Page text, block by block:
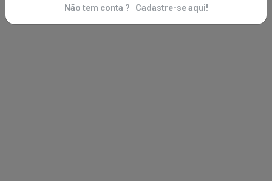
Não tem conta ? Cadastre-se aqui!